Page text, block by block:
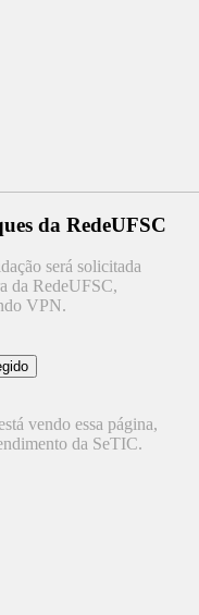
da RedeUFSC
será solicitada
da RedeUFSC,
VPN.
vendo essa página,
da SeTIC.